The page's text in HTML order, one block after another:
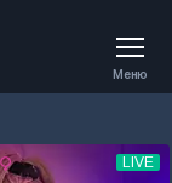
Меню